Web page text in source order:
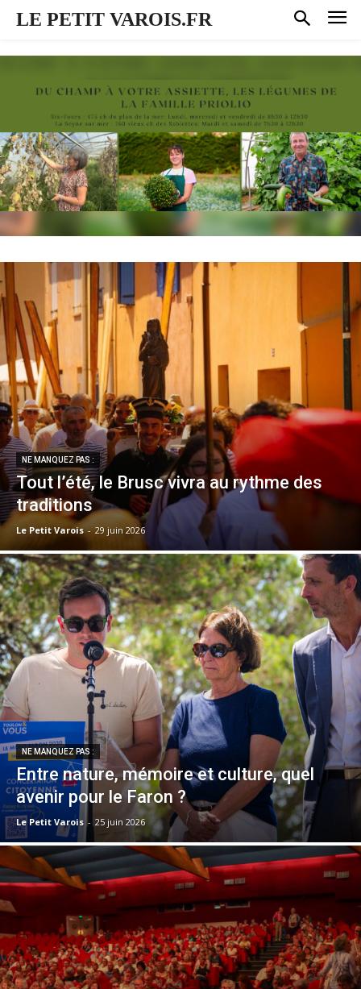
LE PETIT VAROIS.FR
NE MANQUEZ PAS :
Tout l’été, le Brusc vivra au rythme des
traditions
Le Petit Varois - 29 juin 2026
NE MANQUEZ PAS :
Entre nature, mémoire et culture, quel
avenir pour le Faron ?
Le Petit Varois - 25 juin 2026